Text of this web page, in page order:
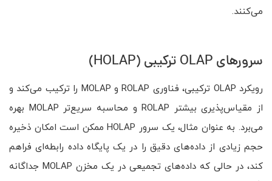
می‌کنند.
سرورهای OLAP ترکیبی (HOLAP)
رویکرد OLAP ترکیبی، فناوری ROLAP و MOLAP را ترکیب می‌کند و
از مقیاس‌پذیری بیشتر ROLAP و محاسبه سریع‌تر MOLAP بهره
می‌برد. به عنوان مثال، یک سرور HOLAP ممکن است امکان ذخیره
حجم زیادی از داده‌های دقیق را در یک پایگاه داده رابطه‌ای فراهم
کند، در حالی که داده‌های تجمیعی در یک مخزن MOLAP جداگانه